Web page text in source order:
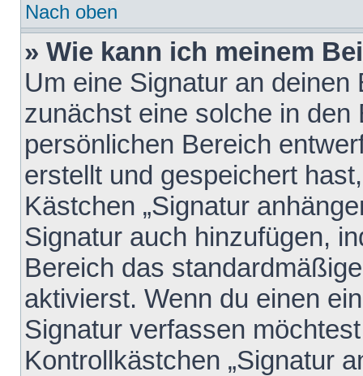
Nach oben
» Wie kann ich meinem
Um eine Signatur an
zunächst eine solche in den
persönlichen Bereich
erstellt und gespeichert
Kästchen „Signatur
Signatur auch hinzufügen,
Bereich das
aktivierst. Wenn du einen
Signatur verfassen
Kontrollkästchen „Signatur